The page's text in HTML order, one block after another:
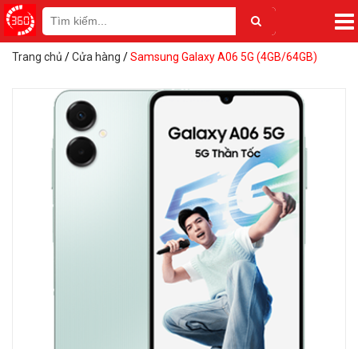
Trang chủ /Cửa hàng /Samsung Galaxy A06 5G (4GB/64GB)